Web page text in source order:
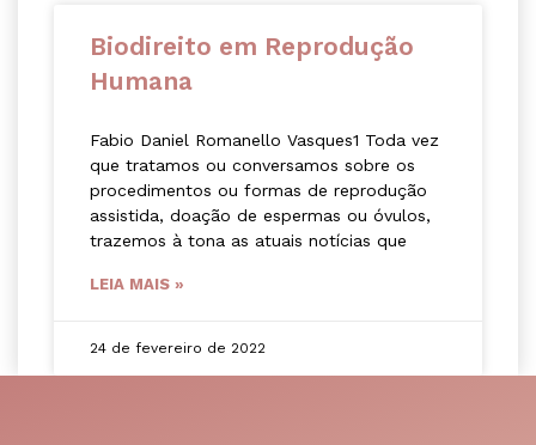
Biodireito em Reprodução
Humana
Fabio Daniel Romanello Vasques1 Toda vez
que tratamos ou conversamos sobre os
procedimentos ou formas de reprodução
assistida, doação de espermas ou óvulos,
trazemos à tona as atuais notícias que
LEIA MAIS »
24 de fevereiro de 2022